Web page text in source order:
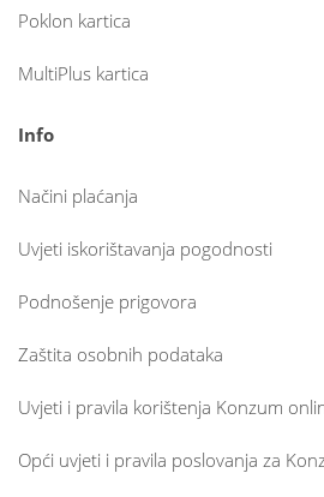
Poklon kartica
MultiPlus kartica
Info
Načini plaćanja
Uvjeti iskorištavanja pogodnosti
Podnošenje prigovora
Zaštita osobnih podataka
Uvjeti i pravila korištenja Konzum
Opći uvjeti i pravila poslovanja za